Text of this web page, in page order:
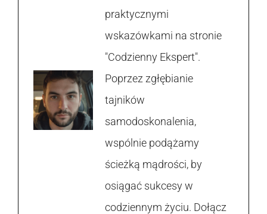
praktycznymi
wskazówkami na stronie
"Codzienny Ekspert".
Poprzez zgłębianie
tajników
samodoskonalenia,
wspólnie podążamy
ścieżką mądrości, by
osiągać sukcesy w
codziennym życiu. Dołącz